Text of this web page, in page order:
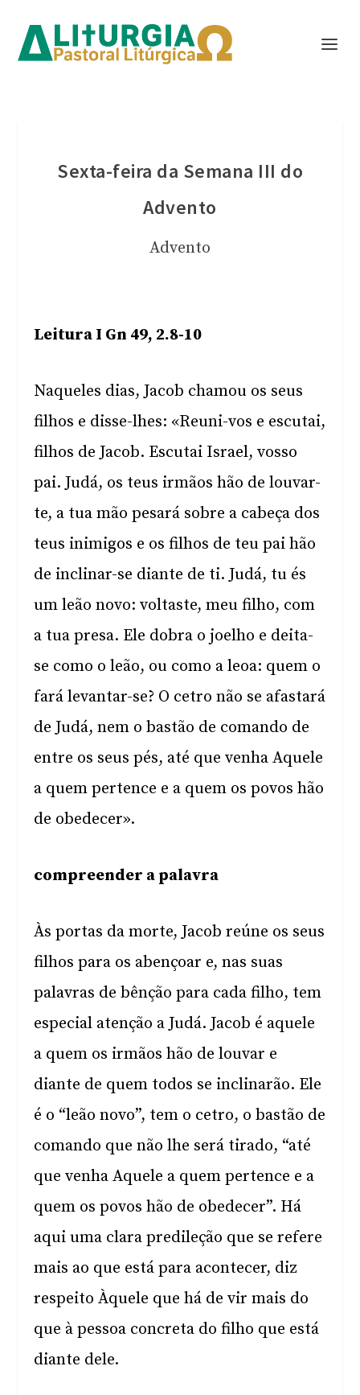
Sexta-feira da Semana III do
Advento
Advento
Leitura I Gn 49, 2.8-10
Naqueles dias, Jacob chamou os seus
filhos e disse-lhes: «Reuni-vos e escutai,
filhos de Jacob. Escutai Israel, vosso
pai. Judá, os teus irmãos hão de louvar-
te, a tua mão pesará sobre a cabeça dos
teus inimigos e os filhos de teu pai hão
de inclinar-se diante de ti. Judá, tu és
um leão novo: voltaste, meu filho, com
a tua presa. Ele dobra o joelho e deita-
se como o leão, ou como a leoa: quem o
fará levantar-se? O cetro não se afastará
de Judá, nem o bastão de comando de
entre os seus pés, até que venha Aquele
a quem pertence e a quem os povos hão
de obedecer».
compreender a palavra
Às portas da morte, Jacob reúne os seus
filhos para os abençoar e, nas suas
palavras de bênção para cada filho, tem
especial atenção a Judá. Jacob é aquele
a quem os irmãos hão de louvar e
diante de quem todos se inclinarão. Ele
é o “leão novo”, tem o cetro, o bastão de
comando que não lhe será tirado, “até
que venha Aquele a quem pertence e a
quem os povos hão de obedecer”. Há
aqui uma clara predileção que se refere
mais ao que está para acontecer, diz
respeito Àquele que há de vir mais do
que à pessoa concreta do filho que está
diante dele.